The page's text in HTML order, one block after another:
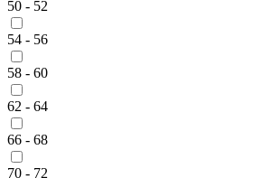
50 - 52
54 - 56
58 - 60
62 - 64
66 - 68
70 - 72